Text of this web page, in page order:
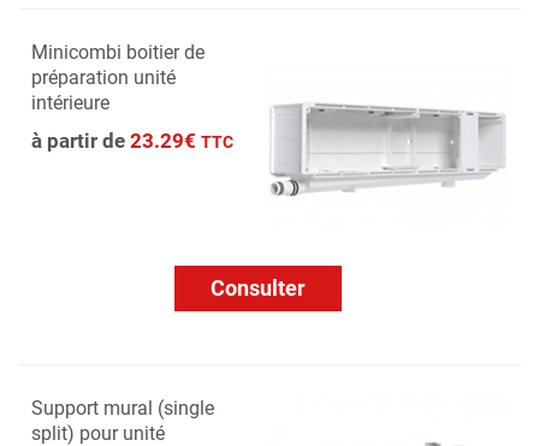
Minicombi boitier de
préparation unité
intérieure
à partir de 23.29€ TTC
Consulter
Support mural (single
split) pour unité